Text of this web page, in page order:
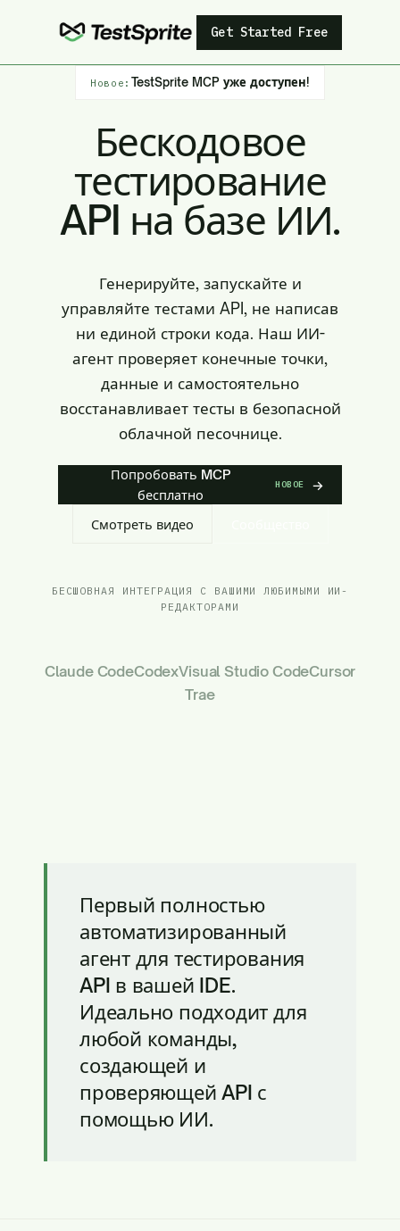
Get Started Free
Новое: TestSprite MCP уже доступен!
Бескодовое
тестирование
API на базе ИИ.
Генерируйте, запускайте и
управляйте тестами API, не написав
ни единой строки кода. Наш ИИ-
агент проверяет конечные точки,
данные и самостоятельно
восстанавливает тесты в безопасной
облачной песочнице.
Попробовать MCP
бесплатно
НОВОЕ →
Смотреть видео
БЕСШОВНАЯ ИНТЕГРАЦИЯ С ВАШИМИ ЛЮБИМЫМИ ИИ-
РЕДАКТОРАМИ
Claude CodeCodexVisual Studio CodeCursor
Trae
Первый полностью
автоматизированный
агент для тестирования
API в вашей IDE.
Идеально подходит для
любой команды,
создающей и
проверяющей API с
помощью ИИ.